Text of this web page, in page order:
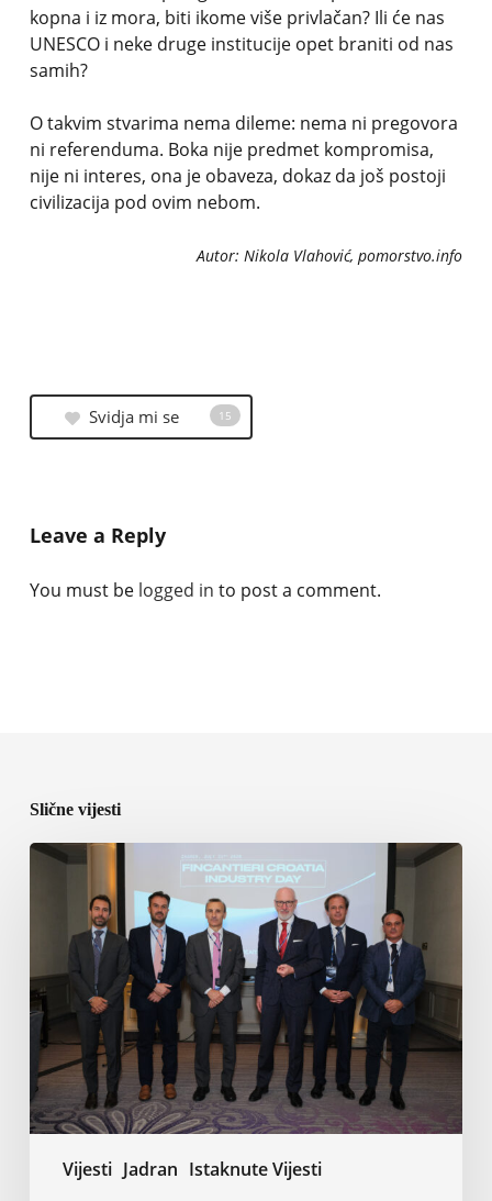
kopna i iz mora, biti ikome više privlačan? Ili će nas
UNESCO i neke druge institucije opet braniti od nas
samih?
O takvim stvarima nema dileme: nema ni pregovora
ni referenduma. Boka nije predmet kompromisa,
nije ni interes, ona je obaveza, dokaz da još postoji
civilizacija pod ovim nebom.
Autor: Nikola Vlahović, pomorstvo.info
Svidja mi se 15
Leave a Reply
You must be logged in to post a comment.
Slične vijesti
Vijesti Jadran Istaknute Vijesti
Fincantieri
industrijsku
saradnju
Hrvatskoj
kroz
Industry
Day